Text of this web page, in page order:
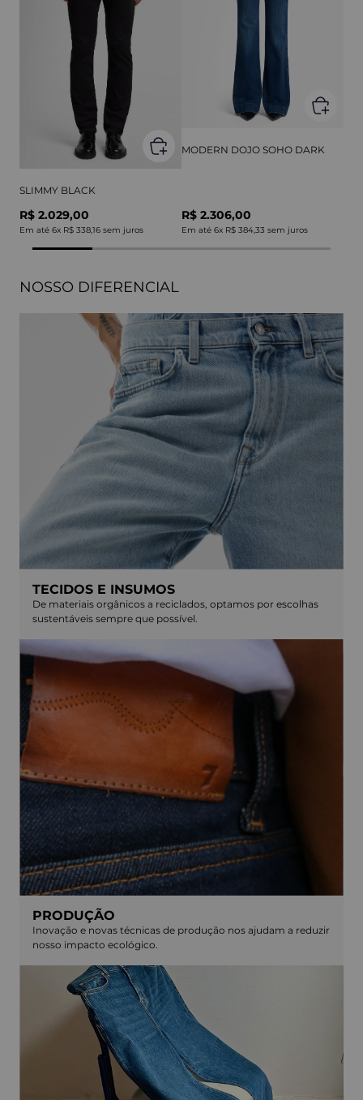
SLIMMY BLACK
R$ 2.029,00
Em até 6x R$ 338,16 sem juros
MODERN DOJO SOHO DARK
R$ 2.306,00
Em até 6x R$ 384,33 sem juros
NOSSO DIFERENCIAL
TECIDOS E INSUMOS
De materiais orgânicos a reciclados, optamos por escolhas
sustentáveis sempre que possível.
PRODUÇÃO
Inovação e novas técnicas de produção nos ajudam a reduzir
nosso impacto ecológico.